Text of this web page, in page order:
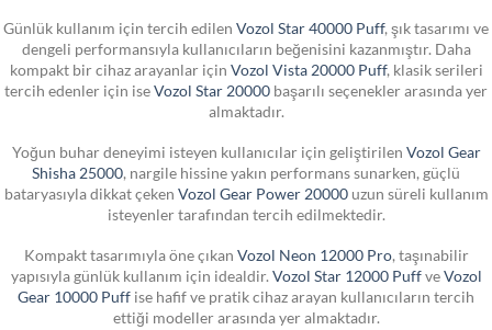
Günlük kullanım için tercih edilen Vozol Star 40000 Puff, şık tasarımı ve
dengeli performansıyla kullanıcıların beğenisini kazanmıştır. Daha
kompakt bir cihaz arayanlar için Vozol Vista 20000 Puff, klasik serileri
tercih edenler için iseVozol Star 20000 başarılı seçenekler arasında yer
almaktadır.
Yoğun buhar deneyimi isteyen kullanıcılar için geliştirilen Vozol Gear
Shisha 25000 , nargile hissine yakın performans sunarken, güçlü
bataryasıyla dikkat çeken Vozol Gear Power 20000uzun süreli kullanım
isteyenler tarafından tercih edilmektedir.
Kompakt tasarımıyla öne çıkan Vozol Neon 12000 Pro, taşınabilir
yapısıyla günlük kullanım için idealdir. Vozol Star 12000 PuffveVozol
Gear 10000 Puff ise hafif ve pratik cihaz arayan kullanıcıların tercih
ettiği modeller arasında yer almaktadır.